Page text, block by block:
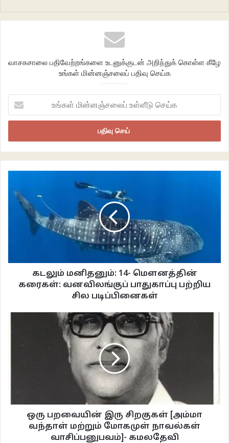
வாசகசாலை பதிவேற்றங்களை உடனுக்குடன் அறிந்துக் கொள்ள கீழே
உங்கள் மின்னஞ்சலைப் பதிவு செய்க
மின்னஞ்சலைப்
உள்ளீடு
கடலும் மனிதனும்: 14- மௌனத்தின்
கரைகள்: வனவிலங்குப் பாதுகாப்பு பற்றிய
சில படிப்பினைகள்
ஒரு பறவையின் இரு சிறகுகள் [அம்மா
வந்தாள் மற்றும் மோகமுள் நாவல்கள்
வாசிப்பனுபவம்]- கமலதேவி